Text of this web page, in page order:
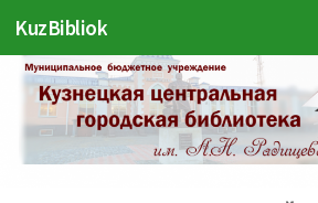
Перейти к содержимому
KuzBibliok